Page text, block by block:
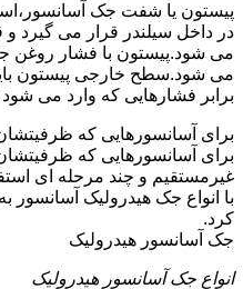
پیستون یا شفت جک
در داخل سیلندر قرار می گیرد
می شود.پیستون با فشار روغن
می شود.سطح خارجی پیستون
برابر فشارهایی که وارد می
غیرمستقیم و چند مرحله ای
با انواع جک هیدرولیک
کرد.
جک آسانسور هیدرولیک
انواع جک آسانسور هیدرولیک